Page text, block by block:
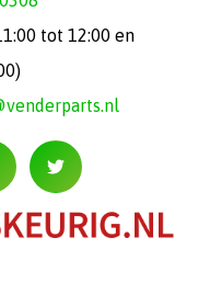
tot 12:00 en